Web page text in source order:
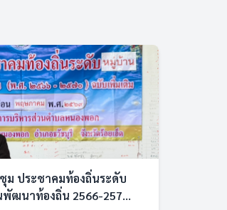
ม ประชาคมท้องถิ่นระดับ
ฒนาท้องถิ่น 2566-257...